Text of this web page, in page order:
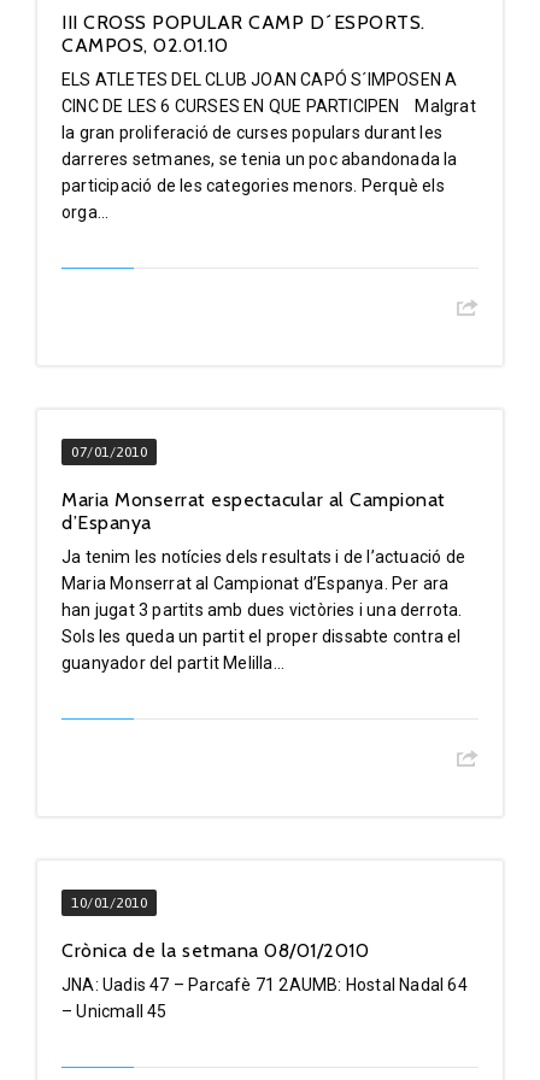
III CROSS POPULAR CAMP D´ESPORTS.
CAMPOS, 02.01.10
ELS ATLETES DEL CLUB JOAN CAPÓ S´IMPOSEN A
CINC DE LES 6 CURSES EN QUE PARTICIPEN Malgrat
la gran proliferació de curses populars durant les
darreres setmanes, se tenia un poc abandonada la
participació de les categories menors. Perquè els
orga...
07/01/2010
Maria Monserrat espectacular al Campionat
d’Espanya
Ja tenim les notícies dels resultats i de l’actuació de
Maria Monserrat al Campionat d’Espanya. Per ara
han jugat 3 partits amb dues victòries i una derrota.
Sols les queda un partit el proper dissabte contra el
guanyador del partit Melilla...
10/01/2010
Crònica de la setmana 08/01/2010
JNA: Uadis 47 – Parcafè 71 2AUMB: Hostal Nadal 64
– Unicmall 45